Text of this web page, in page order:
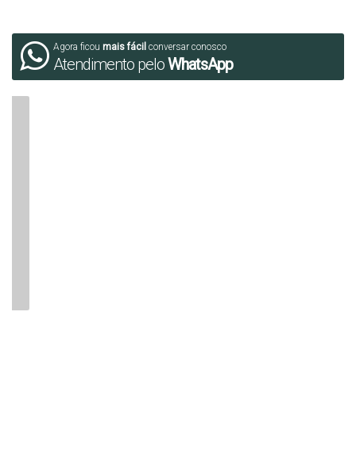
Agora ficou mais fácil conversar conosco
Atendimento peloWhatsApp